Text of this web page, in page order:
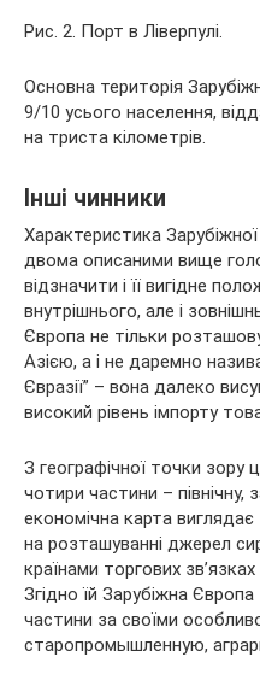
Рис. 2. Порт в Ліверпулі.
Основна територія
9/10 усього населення,
на триста кілометрів.
Інші чинники
Характеристика
двома описаними вище
відзначити і її вигідне
внутрішнього, але і
Європа не тільки
Азією, а і не даремно
Євразії” – вона далеко
високий рівень імпорту
З географічної точки зору
чотири частини – північну,
економічна карта виглядає
на розташуванні джерел
країнами торгових
Згідно їй Зарубіжна
частини за своїми
старопромышленную,